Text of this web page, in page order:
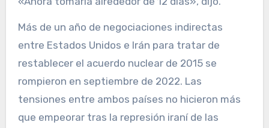
Más de un año de negociaciones indirectas
entre Estados Unidos e Irán para tratar de
restablecer el acuerdo nuclear de 2015 se
rompieron en septiembre de 2022. Las
tensiones entre ambos países no hicieron más
que empeorar tras la represión iraní de las